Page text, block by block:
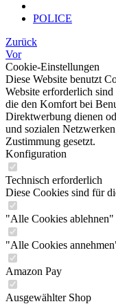
POLICE
Zurück
Vor
Cookie-Einstellungen
Diese Website benutzt
Website erforderlich
die den Komfort bei
Direktwerbung dienen
und sozialen
Zustimmung gesetzt.
Konfiguration
Technisch erforderlich
Diese Cookies sind für
"Alle Cookies
"Alle Cookies
Amazon Pay
Ausgewählter Shop